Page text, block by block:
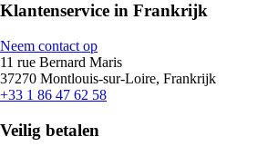
Klantenservice in Frankrijk
Neem contact op
11 rue Bernard Maris
37270 Montlouis-sur-Loire, Frankrijk
+33 1 86 47 62 58
Veilig betalen